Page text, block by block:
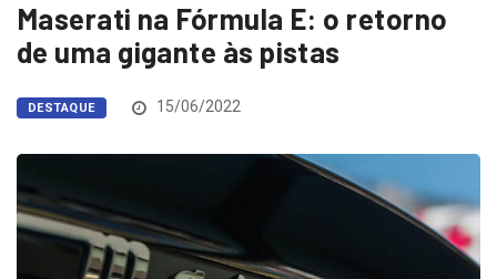
Maserati na Fórmula E: o retorno
de uma gigante às pistas
DESTAQUE 15/06/2022